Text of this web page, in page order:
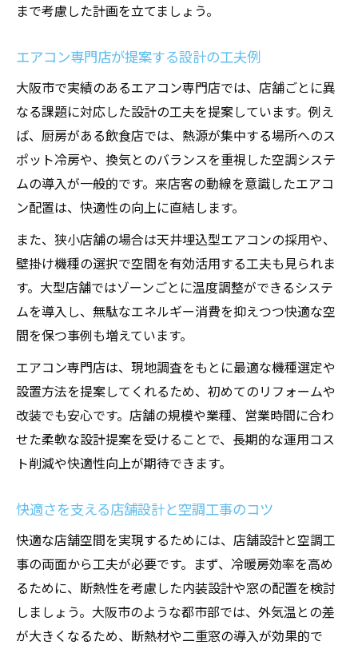
まで考慮した計画を立てましょう。
エアコン専門店が提案する設計の工夫例
大阪市で実績のあるエアコン専門店では、店舗ごとに異
なる課題に対応した設計の工夫を提案しています。例え
ば、厨房がある飲食店では、熱源が集中する場所へのス
ポット冷房や、換気とのバランスを重視した空調システ
ムの導入が一般的です。来店客の動線を意識したエアコ
ン配置は、快適性の向上に直結します。
また、狭小店舗の場合は天井埋込型エアコンの採用や、
壁掛け機種の選択で空間を有効活用する工夫も見られま
す。大型店舗ではゾーンごとに温度調整ができるシステ
ムを導入し、無駄なエネルギー消費を抑えつつ快適な空
間を保つ事例も増えています。
エアコン専門店は、現地調査をもとに最適な機種選定や
設置方法を提案してくれるため、初めてのリフォームや
改装でも安心です。店舗の規模や業種、営業時間に合わ
せた柔軟な設計提案を受けることで、長期的な運用コス
ト削減や快適性向上が期待できます。
快適さを支える店舗設計と空調工事のコツ
快適な店舗空間を実現するためには、店舗設計と空調工
事の両面から工夫が必要です。まず、冷暖房効率を高め
るために、断熱性を考慮した内装設計や窓の配置を検討
しましょう。大阪市のような都市部では、外気温との差
が大きくなるため、断熱材や二重窓の導入が効果的で